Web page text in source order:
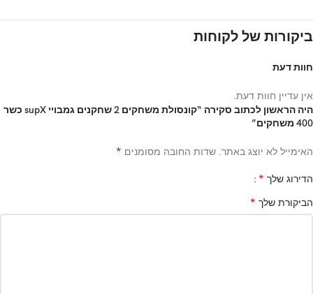
ביקורות של לקוחות
חוות דעת
אין עדיין חוות דעת.
היה הראשון לכתוב סקירה “קונסולת משחקים 2 שחקנים גמבויי supX כשר
400 משחקים”
האימייל לא יוצג באתר. שדות החובה מסומנים *
הדירוג שלך *
הביקורת שלך *